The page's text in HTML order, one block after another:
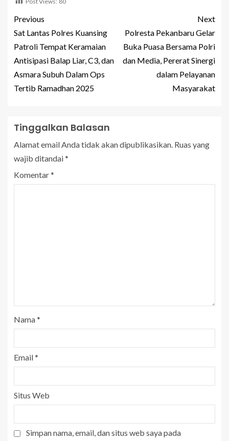
Previous
Sat Lantas Polres Kuansing
Patroli Tempat Keramaian
Antisipasi Balap Liar, C3, dan
Asmara Subuh Dalam Ops
Tertib Ramadhan 2025
Next
Polresta Pekanbaru Gelar
Buka Puasa Bersama Polri
dan Media, Pererat Sinergi
dalam Pelayanan
Masyarakat
Tinggalkan Balasan
Alamat email Anda tidak akan dipublikasikan. Ruas yang
wajib ditandai*
Komentar*
Nama*
Email*
Situs Web
Simpan nama, email, dan situs web saya pada